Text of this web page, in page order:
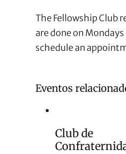
The Fellowship Club
are done on
schedule an
Eventos
Club de